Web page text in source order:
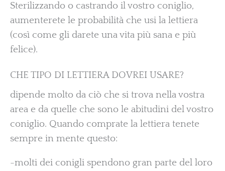
Sterilizzando o castrando il vostro coniglio,
aumenterete le probabilità che usi la lettiera
(così come gli darete una vita più sana e più
felice).
CHE TIPO DI LETTIERA DOVREI USARE?
dipende molto da ciò che si trova nella vostra
area e da quelle che sono le abitudini del vostro
coniglio. Quando comprate la lettiera tenete
sempre in mente questo:
-molti dei conigli spendono gran parte del loro